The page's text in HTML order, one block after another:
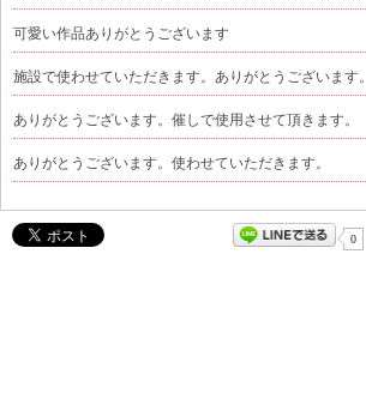
可愛い作品ありがとうございます
施設で使わせていただきます。ありがとうございます。
ありがとうございます。催しで使用させて頂きます。
ありがとうございます。使わせていただきます。
0